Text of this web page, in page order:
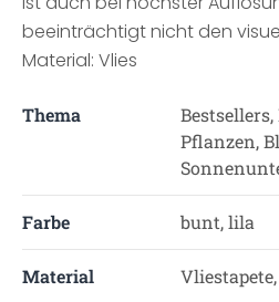
beeinträchtigt nicht den
Material: Vlies
Thema
Pflanzen,
Farbe bunt, lila
Material